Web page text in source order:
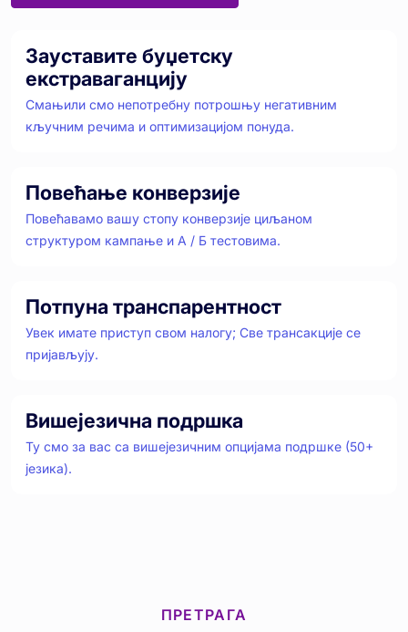
Зауставите буџетску
екстраваганцију
Смањили смо непотребну потрошњу негативним
кључним речима и оптимизацијом понуда.
Повећање конверзије
Повећавамо вашу стопу конверзије циљаном
структуром кампање и А / Б тестовима.
Потпуна транспарентност
Увек имате приступ свом налогу; Све трансакције се
пријављују.
Вишејезична подршка
Ту смо за вас са вишејезичним опцијама подршке (50+
језика).
ПРЕТРАГА